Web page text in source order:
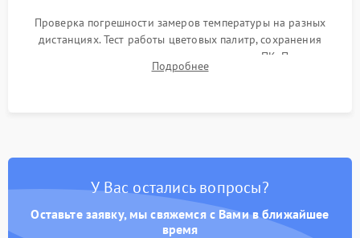
Проверка погрешности замеров температуры на разных
дистанциях. Тест работы цветовых палитр, сохранения
термограмм в память и передачи данных на ПК. Проверка
автономности работы и итоговый контроль качества.
Подробнее
У Вас остались вопросы?
Оставьте заявку, мы свяжемся с Вами в ближайшее
время